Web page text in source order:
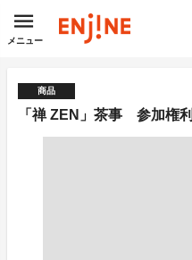
メニュー
商品
「禅 ZEN」茶事 参加権利